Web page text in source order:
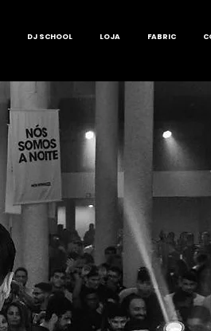
DJ SCHOOL LOJA FABRIC